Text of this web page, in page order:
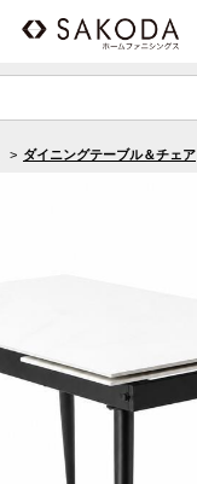
> ダイニングテーブル＆チェア